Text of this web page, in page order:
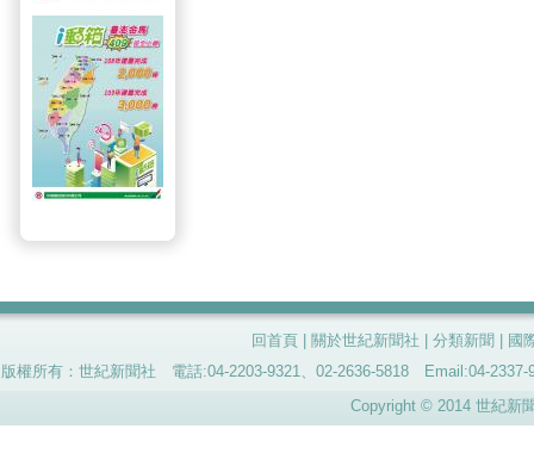
回首頁 關於世紀新聞社 分類新聞
國
版權所有：世紀新聞社 電話:04-2203-9321、02-2636-5818 Email:04-
Copyright © 2014 世紀新